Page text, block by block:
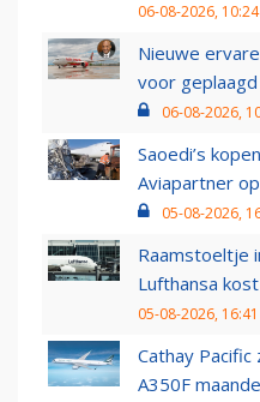
06-08-2026, 10:24
Nieuwe
voor geplaagd
06-08-2026,
Saoedi’s
Aviapartner
05-08-2026,
Raamstoeltje
Lufthansa
05-08-2026, 16:41
Cathay
A350F